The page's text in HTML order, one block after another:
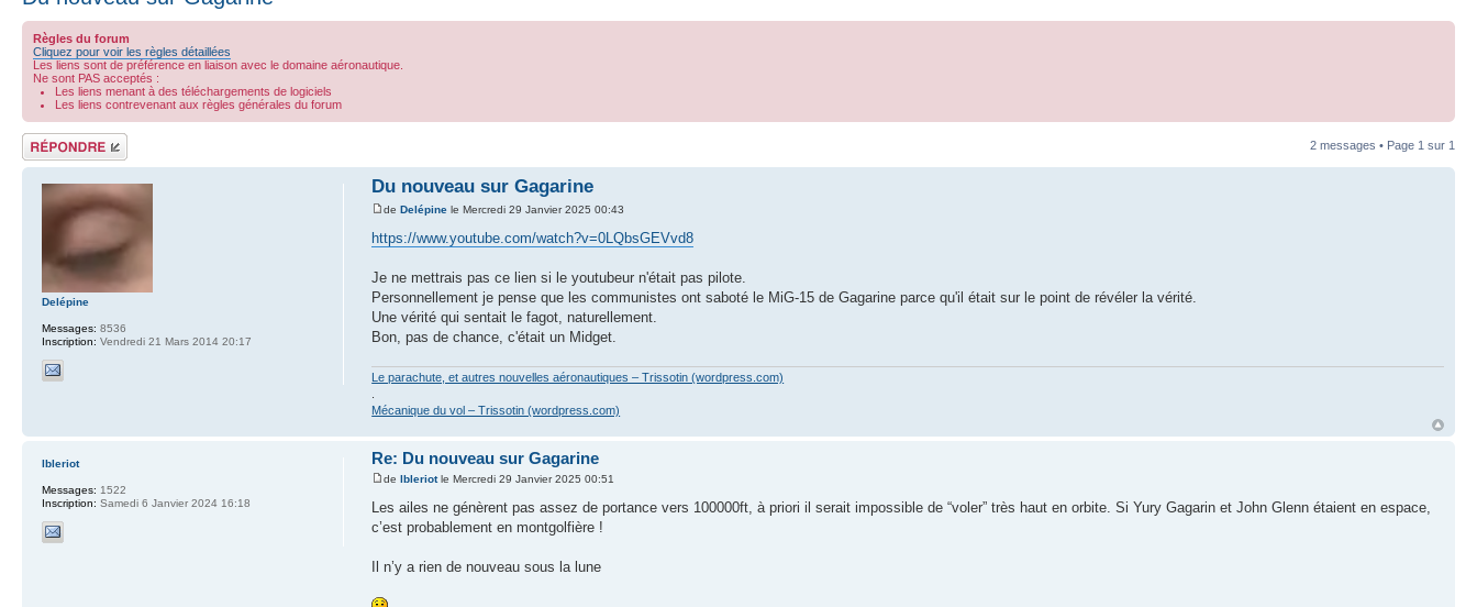
Règles du forum
Cliquez pour voir les règles détaillées
Les liens sont de préférence en liaison avec le domaine aéronautique.
Ne sont PAS acceptés :
Les liens menant à des téléchargements de logiciels
Les liens contrevenant aux règles générales du forum
Répondre 2 messages • Page 1 sur 1
Du nouveau sur Gagarine
deDelépine le Mercredi 29 Janvier 2025 00:43
https://www.youtube.com/watch?v=0LQbsGEVvd8
Je ne mettrais pas ce lien si le youtubeur n'était pas pilote.
Personnellement je pense que les communistes ont saboté le MiG-15 de Gagarine parce qu'il était sur le point de révéler la vérité.
Une vérité qui sentait le fagot, naturellement.
Bon, pas de chance, c'était un Midget.
Le parachute, et autres nouvelles aéronautiques – Trissotin (wordpress.com)
Mécanique du vol – Trissotin (wordpress.com)
Delépine
Messages: 8536
Inscription: Vendredi 21 Mars 2014 20:17
Re: Du nouveau sur Gagarine
delbleriotle Mercredi 29 Janvier 2025 00:51
Les ailes ne génèrent pas assez de portance vers 100000ft, à priori il serait impossible de “voler” très haut en orbite. Si Yury Gagarin et John Glenn étaient en espace,
c’est probablement en montgolfière !
Il n’y a rien de nouveau sous la lune
lbleriot
Messages: 1522
Inscription: Samedi 6 Janvier 2024 16:18